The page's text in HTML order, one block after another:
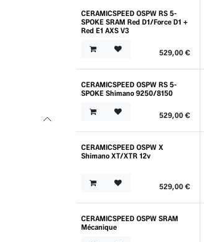
CERAMICSPEED OSPW RS 5-
SPOKE SRAM Red D1/Force D1 +
Red E1 AXS V3
529,00 €
CERAMICSPEED OSPW RS 5-
SPOKE Shimano 9250/8150
529,00 €
Outlet
CERAMICSPEED OSPW X
Shimano XT/XTR 12v
529,00 €
Outlet
CERAMICSPEED OSPW SRAM
Mécanique